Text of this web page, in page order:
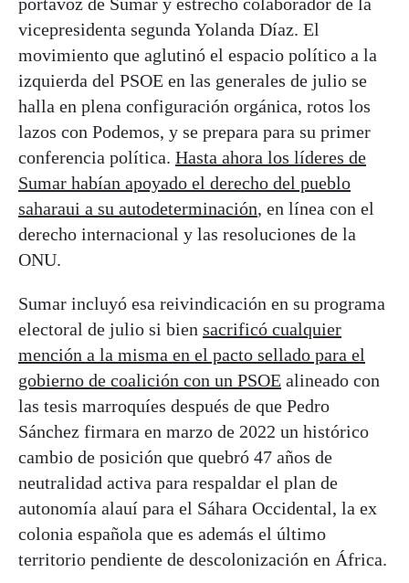
vicepresidenta segunda Yolanda Díaz. El
movimiento que aglutinó el espacio político a la
izquierda del PSOE en las generales de julio se
halla en plena configuración orgánica, rotos los
lazos con Podemos, y se prepara para su primer
conferencia política. Hasta ahora los líderes de
Sumar habían apoyado el derecho del pueblo
saharaui a su autodeterminación, en línea con el
derecho internacional y las resoluciones de la
ONU.
Sumar incluyó esa reivindicación en su programa
electoral de julio si bien sacrificó cualquier
mención a la misma en el pacto sellado para el
gobierno de coalición con un PSOE alineado con
las tesis marroquíes después de que Pedro
Sánchez firmara en marzo de 2022 un histórico
cambio de posición que quebró 47 años de
neutralidad activa para respaldar el plan de
autonomía alauí para el Sáhara Occidental, la ex
colonia española que es además el último
territorio pendiente de descolonización en África.